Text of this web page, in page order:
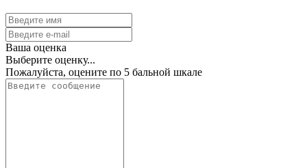
Ваша оценка
Выберите оценку...
Пожалуйста, оцените по 5 бальной шкале